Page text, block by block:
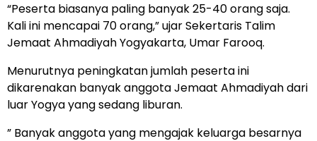
“Peserta biasanya paling banyak 25-40 orang saja.
Kali ini mencapai 70 orang,” ujar Sekertaris Talim
Jemaat Ahmadiyah Yogyakarta, Umar Farooq.
Menurutnya peningkatan jumlah peserta ini
dikarenakan banyak anggota Jemaat Ahmadiyah dari
luar Yogya yang sedang liburan.
” Banyak anggota yang mengajak keluarga besarnya